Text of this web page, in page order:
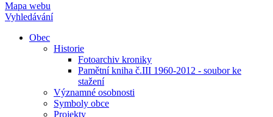
Mapa webu
Vyhledávání
Obec
Historie
Fotoarchiv kroniky
Pamětní kniha č.III 1960-2012 - soubor ke
stažení
Významné osobnosti
Symboly obce
Projekty